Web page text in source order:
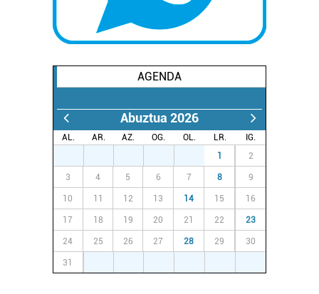
AGENDA
Abuztua 2026
AL. AR. AZ. OG. OL. LR.
IG.
1 2
3 4 5 6 7 8 9
10 11 12 13 14 15 16
17 18 19 20 21 22 23
24 25 26 27 28 29 30
31